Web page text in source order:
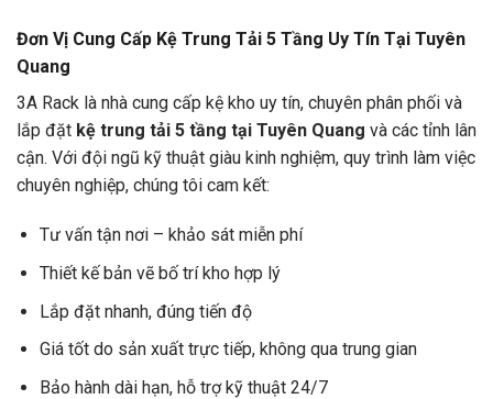
Đơn Vị Cung Cấp Kệ Trung Tải 5 Tầng Uy Tín Tại Tuyên
Quang
3A Rack là nhà cung cấp kệ kho uy tín, chuyên phân phối và
lắp đặt kệ trung tải 5 tầng tại Tuyên Quang và các tỉnh lân
cận. Với đội ngũ kỹ thuật giàu kinh nghiệm, quy trình làm việc
chuyên nghiệp, chúng tôi cam kết:
Tư vấn tận nơi – khảo sát miễn phí
Thiết kế bản vẽ bố trí kho hợp lý
Lắp đặt nhanh, đúng tiến độ
Giá tốt do sản xuất trực tiếp, không qua trung gian
Bảo hành dài hạn, hỗ trợ kỹ thuật 24/7